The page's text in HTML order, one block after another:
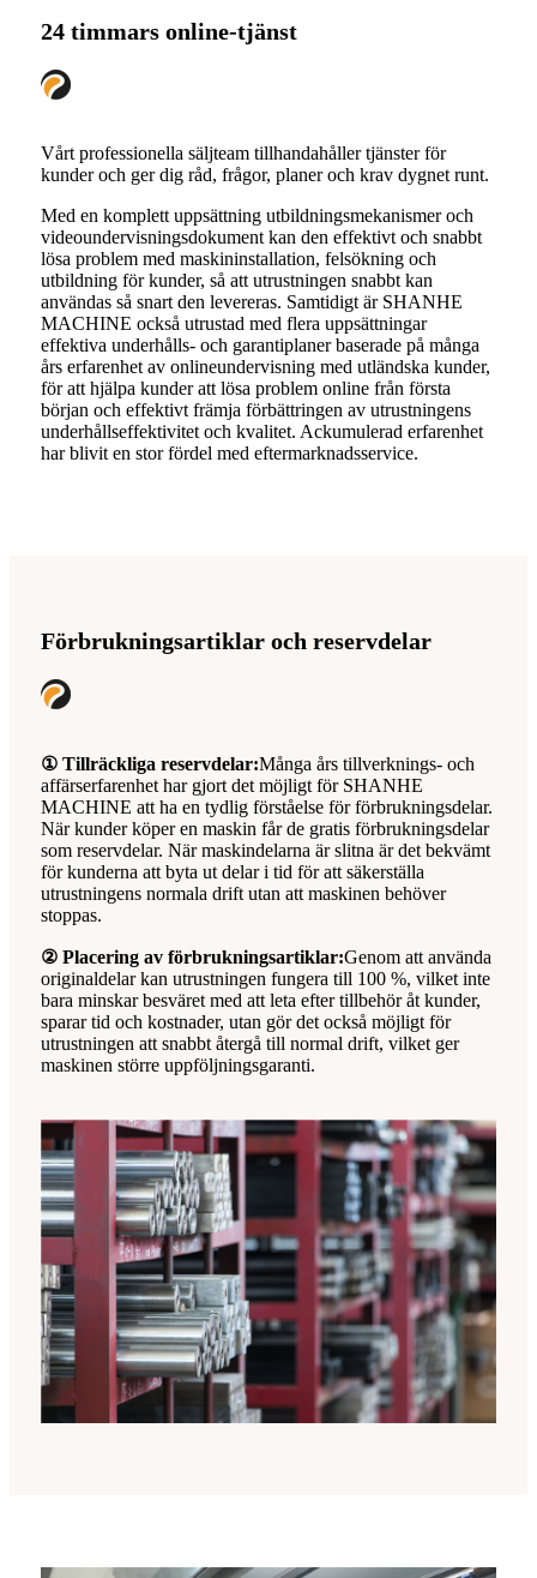
24 timmars online-tjänst
Vårt professionella säljteam tillhandahåller tjänster för
kunder och ger dig råd, frågor, planer och krav dygnet runt.
Med en komplett uppsättning utbildningsmekanismer och
videoundervisningsdokument kan den effektivt och snabbt
lösa problem med maskininstallation, felsökning och
utbildning för kunder, så att utrustningen snabbt kan
användas så snart den levereras. Samtidigt är SHANHE
MACHINE också utrustad med flera uppsättningar
effektiva underhålls- och garantiplaner baserade på många
års erfarenhet av onlineundervisning med utländska kunder,
för att hjälpa kunder att lösa problem online från första
början och effektivt främja förbättringen av utrustningens
underhållseffektivitet och kvalitet. Ackumulerad erfarenhet
har blivit en stor fördel med eftermarknadsservice.
Förbrukningsartiklar och reservdelar
① Tillräckliga reservdelar:Många års tillverknings- och
affärserfarenhet har gjort det möjligt för SHANHE
MACHINE att ha en tydlig förståelse för förbrukningsdelar.
När kunder köper en maskin får de gratis förbrukningsdelar
som reservdelar. När maskindelarna är slitna är det bekvämt
för kunderna att byta ut delar i tid för att säkerställa
utrustningens normala drift utan att maskinen behöver
stoppas.
② Placering av förbrukningsartiklar:Genom att använda
originaldelar kan utrustningen fungera till 100 %, vilket inte
bara minskar besväret med att leta efter tillbehör åt kunder,
sparar tid och kostnader, utan gör det också möjligt för
utrustningen att snabbt återgå till normal drift, vilket ger
maskinen större uppföljningsgaranti.